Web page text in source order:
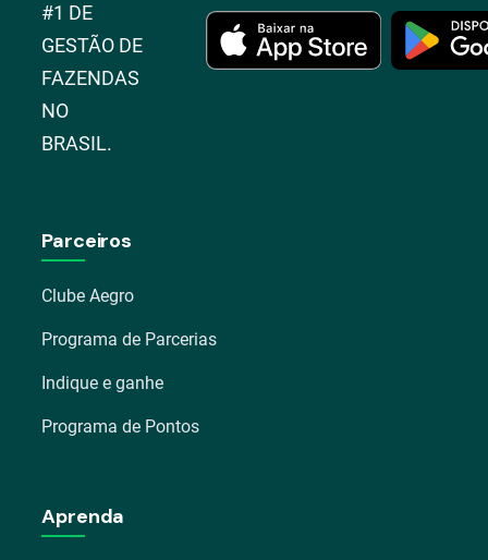
#1 DE
GESTÃO DE
FAZENDAS
NO
BRASIL.
Parceiros
Clube Aegro
Programa de Parcerias
Indique e ganhe
Programa de Pontos
Aprenda